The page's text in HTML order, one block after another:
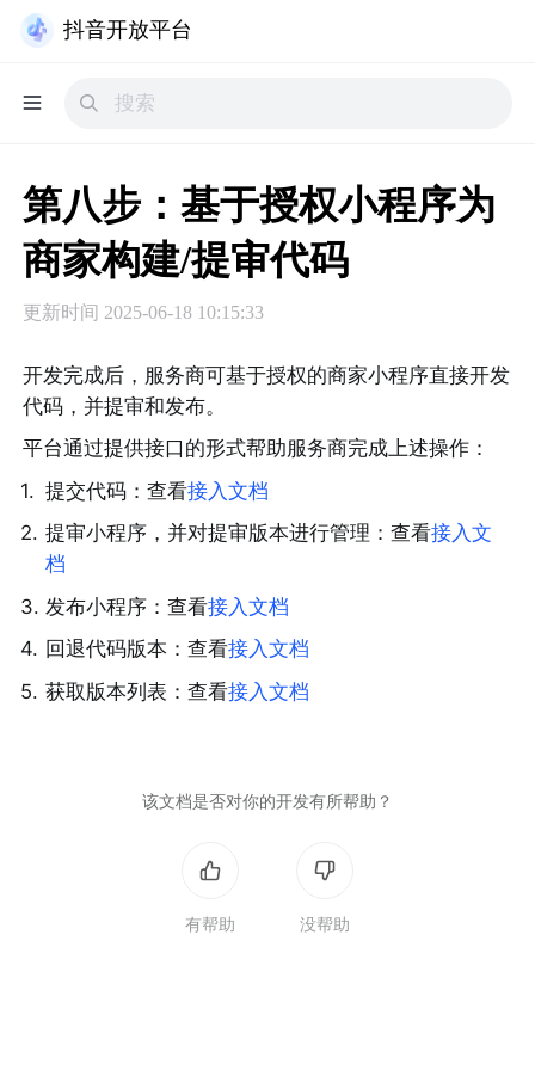
抖音开放平台
第八步：基于授权小程序为
商家构建/提审代码
更新时间 2025-06-18 10:15:33
开发完成后，服务商可基于授权的商家小程序直接开发
代码，并提审和发布。
平台通过提供接口的形式帮助服务商完成上述操作：
1. 提交代码：查看接入文档
2. 提审小程序，并对提审版本进行管理：查看接入文
档
3. 发布小程序：查看接入文档
4. 回退代码版本：查看接入文档
5. 获取版本列表：查看接入文档
该文档是否对你的开发有所帮助？
有帮助 没帮助